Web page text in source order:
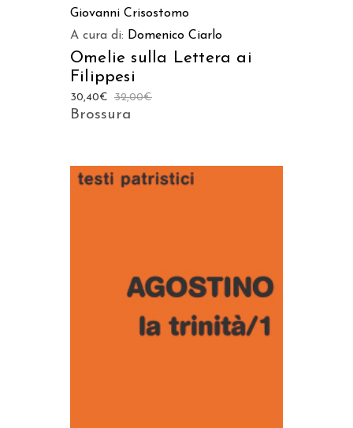
Giovanni Crisostomo
A cura di: Domenico Ciarlo
Omelie sulla Lettera ai
Filippesi
32,00€
30,40€
Brossura
AGGIUNGI AL CARRELLO